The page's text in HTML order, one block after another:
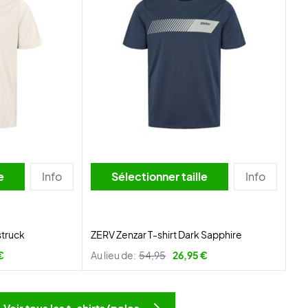
Info Sélectionner taille Info
ZERV Zenzar T-shirt Dark Sapphire
Au lieu de: 54,95 26,95 €